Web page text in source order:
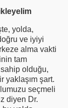
yolda,
ve iyiyi
alma vakti
tam
sahip olduğu,
yaklaşım şart.
seçmeli
diyen Dr.